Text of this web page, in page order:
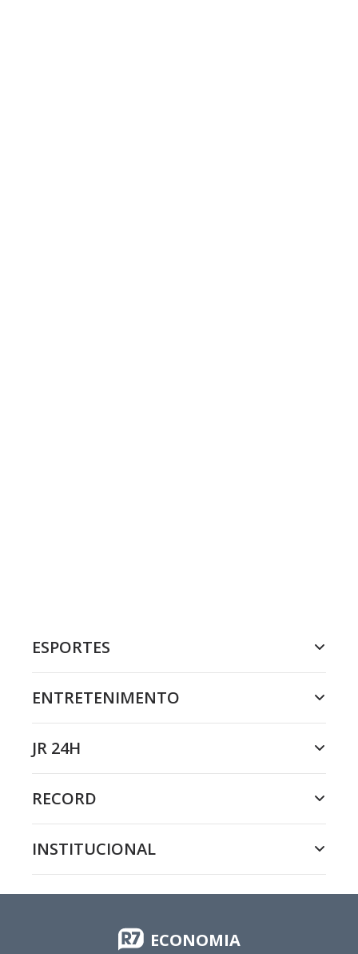
ESPORTES
ENTRETENIMENTO
JR 24H
RECORD
INSTITUCIONAL
ECONOMIA